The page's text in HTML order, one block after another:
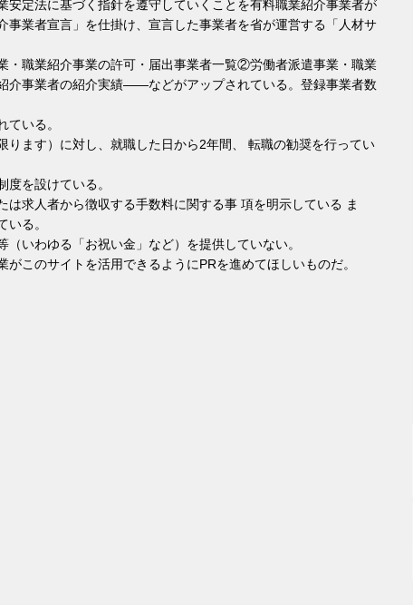
安定法に基づく指針を遵守していくことを有料職業紹介事業者が
事業者宣言」を仕掛け、宣言した事業者を省が運営する「人材サ
・職業紹介事業の許可・届出事業者一覧②労働者派遣事業・職業
介事業者の紹介実績――などがアップされている。登録事業者数
いる。
ります）に対し、就職した日から2年間、 転職の勧奨を行ってい
度を設けている。
は求人者から徴収する手数料に関する事 項を明示している ま
る。
いわゆる「お祝い金」など）を提供していない。
このサイトを活用できるようにPRを進めてほしいものだ。